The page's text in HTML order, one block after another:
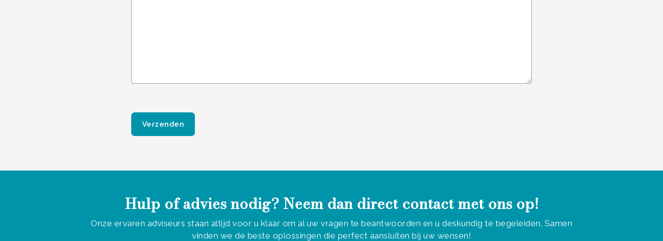
Hulp of advies nodig? Neem dan direct contact met ons op!
Onze ervaren adviseurs staan altijd voor u klaar om al uw vragen te beantwoorden en u deskundig te begeleiden. Samen
vinden we de beste oplossingen die perfect aansluiten bij uw wensen!